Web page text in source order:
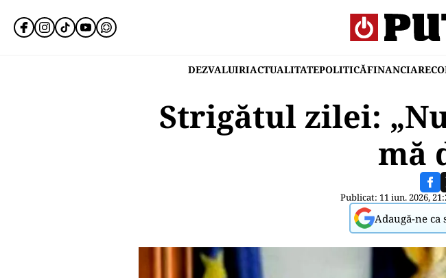
DEZVALUIRIACTUALITATEPOLITICĂFINANCIAR
Strigătul zilei:
mă
Publicat: 11 iun. 2026,
Adaugă-ne